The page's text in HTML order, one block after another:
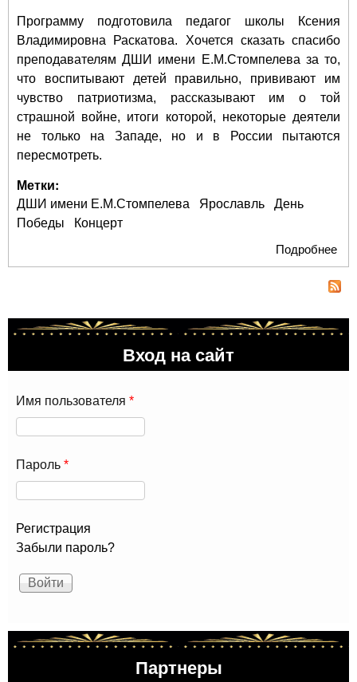
Программу подготовила педагог школы Ксения
Владимировна Раскатова. Хочется сказать спасибо
преподавателям ДШИ имени Е.М.Стомпелева за то,
что воспитывают детей правильно, прививают им
чувство патриотизма, рассказывают им о той
страшной войне, итоги которой, некоторые деятели
не только на Западе, но и в России пытаются
пересмотреть.
Метки:
ДШИ имени Е.М.Стомпелева Ярославль
День
Победы
Концерт
Подробнее
Вход на сайт
Имя пользователя *
Пароль *
Регистрация
Забыли пароль?
Партнеры